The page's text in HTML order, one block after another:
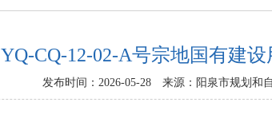
YQ-CQ-12-02-A号宗地国有建
发布时间：2026-05-28 来源：阳泉市规划和